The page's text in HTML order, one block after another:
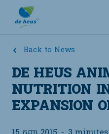
Back to News
DE HEUS
NUTRITION
EXPANSION